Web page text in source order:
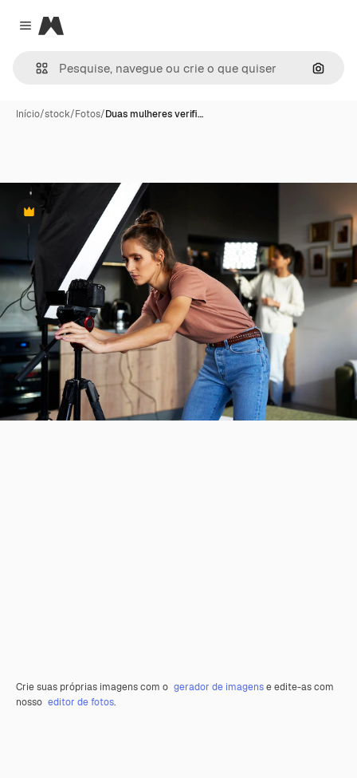
Close menu
Magnific
Início/stock/Fotos/Duas mulheres verifi…
Premium
Crie suas próprias imagens com o gerador de imagense edite-as com
nosso editor de fotos.